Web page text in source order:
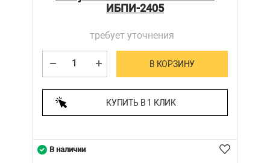
ИБПИ-2405
требует уточнения
В КОРЗИНУ
КУПИТЬ В 1 КЛИК
В наличии